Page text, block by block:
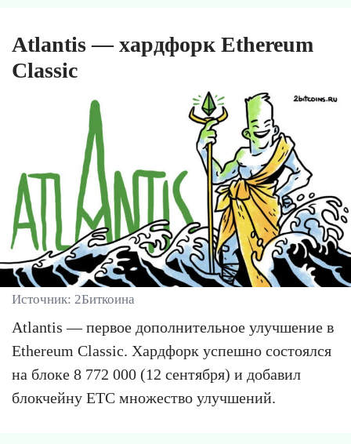
Atlantis — хардфорк Ethereum
Classic
Источник: 2Биткоина
Atlantis — первое дополнительное улучшение в
Ethereum Classic. Хардфорк успешно состоялся
на блоке 8 772 000 (12 сентября) и добавил
блокчейну ETC множество улучшений.